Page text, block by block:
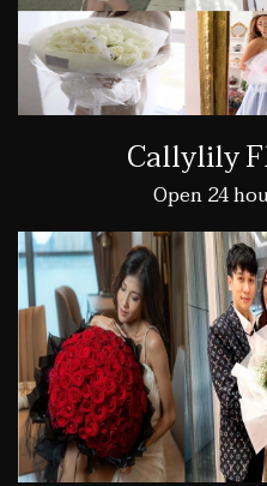
Callylily
Open 24